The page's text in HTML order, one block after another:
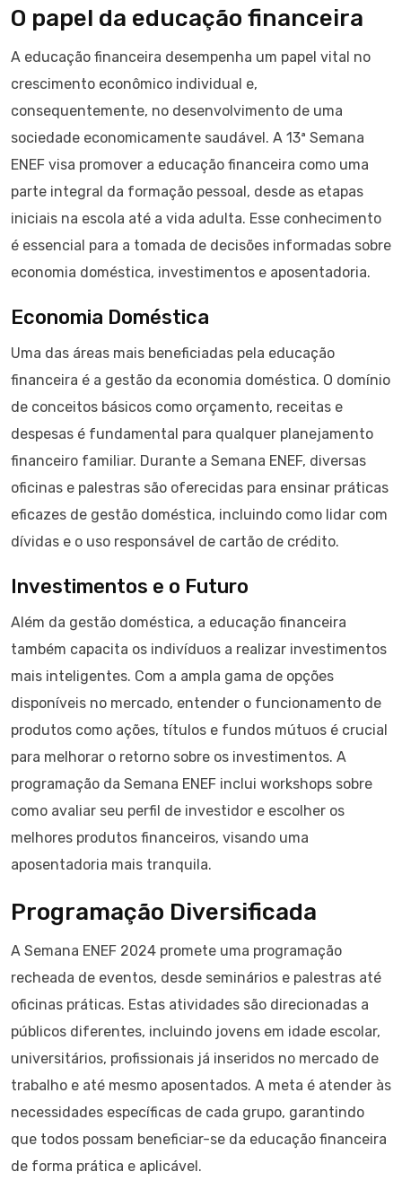
O papel da educação financeira
A educação financeira desempenha um papel vital no
crescimento econômico individual e,
consequentemente, no desenvolvimento de uma
sociedade economicamente saudável. A 13ª Semana
ENEF visa promover a educação financeira como uma
parte integral da formação pessoal, desde as etapas
iniciais na escola até a vida adulta. Esse conhecimento
é essencial para a tomada de decisões informadas sobre
economia doméstica, investimentos e aposentadoria.
Economia Doméstica
Uma das áreas mais beneficiadas pela educação
financeira é a gestão da economia doméstica. O domínio
de conceitos básicos como orçamento, receitas e
despesas é fundamental para qualquer planejamento
financeiro familiar. Durante a Semana ENEF, diversas
oficinas e palestras são oferecidas para ensinar práticas
eficazes de gestão doméstica, incluindo como lidar com
dívidas e o uso responsável de cartão de crédito.
Investimentos e o Futuro
Além da gestão doméstica, a educação financeira
também capacita os indivíduos a realizar investimentos
mais inteligentes. Com a ampla gama de opções
disponíveis no mercado, entender o funcionamento de
produtos como ações, títulos e fundos mútuos é crucial
para melhorar o retorno sobre os investimentos. A
programação da Semana ENEF inclui workshops sobre
como avaliar seu perfil de investidor e escolher os
melhores produtos financeiros, visando uma
aposentadoria mais tranquila.
Programação Diversificada
A Semana ENEF 2024 promete uma programação
recheada de eventos, desde seminários e palestras até
oficinas práticas. Estas atividades são direcionadas a
públicos diferentes, incluindo jovens em idade escolar,
universitários, profissionais já inseridos no mercado de
trabalho e até mesmo aposentados. A meta é atender às
necessidades específicas de cada grupo, garantindo
que todos possam beneficiar-se da educação financeira
de forma prática e aplicável.